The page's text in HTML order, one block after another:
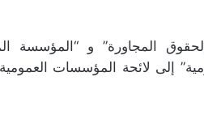
المجاورة” و “المؤسسة
إلى لائحة المؤسسات